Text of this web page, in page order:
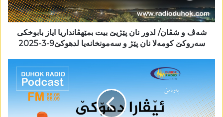
شەڤ و شڤان/ لدور نان پێژیێ بیت بمێھڤانداریا ایاز بابوخکی
سەروکێ کومەلا نان پێژ و سەمونخانەیا لدھوکێ9-3-2025